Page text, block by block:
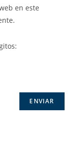
en este